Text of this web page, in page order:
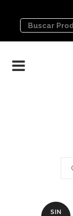
SIN